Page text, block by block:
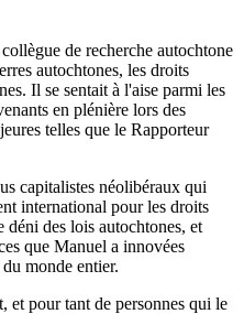
de recherche autochtone
autochtones, les droits
Il se sentait à l'aise parmi les
en plénière lors des
telles que le Rapporteur
capitalistes néolibéraux qui
international pour les droits
déni des lois autochtones, et
que Manuel a innovées
monde entier.
et pour tant de personnes qui le